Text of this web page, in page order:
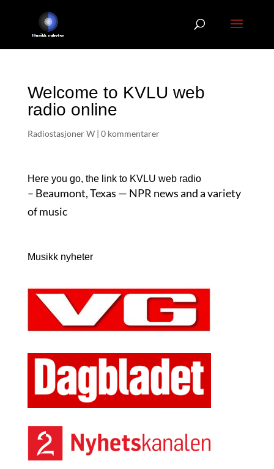
Welcome to KVLU web
radio online
Radiostasjoner W| 0 kommentarer
Here you go, the link to KVLU web radio
– Beaumont, Texas — NPR news and a variety
of music
Musikk nyheter